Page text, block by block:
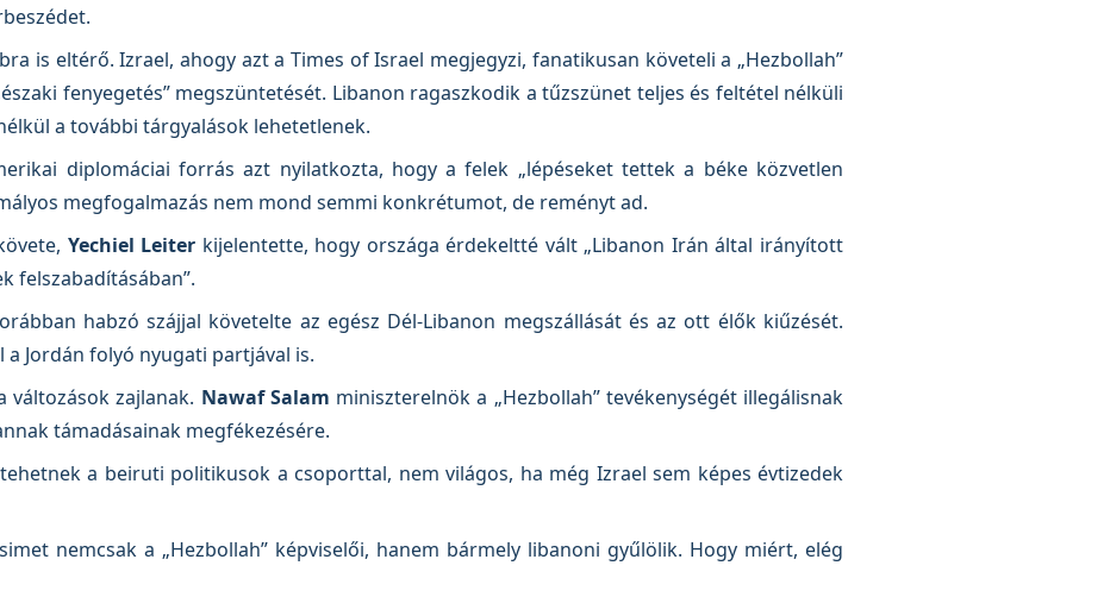
is eltérő. Izrael, ahogy azt a Times of Israel megjegyzi, fanatikusan követeli a „Hezbollah”
fenyegetés” megszüntetését. Libanon ragaszkodik a tűzszünet teljes és feltétel nélküli
a további tárgyalások lehetetlenek.
diplomáciai forrás azt nyilatkozta, hogy a felek „lépéseket tettek a béke közvetlen
megfogalmazás nem mond semmi konkrétumot, de reményt ad.
Yechiel Leiter kijelentette, hogy országa érdekeltté vált „Libanon Irán által irányított
felszabadításában”.
habzó szájjal követelte az egész Dél-Libanon megszállását és az ott élők kiűzését.
Jordán folyó nyugati partjával is.
változások zajlanak. Nawaf Salam miniszterelnök a „Hezbollah” tevékenységét illegálisnak
támadásainak megfékezésére.
a beiruti politikusok a csoporttal, nem világos, ha még Izrael sem képes évtizedek
nemcsak a „Hezbollah” képviselői, hanem bármely libanoni gyűlölik. Hogy miért, elég